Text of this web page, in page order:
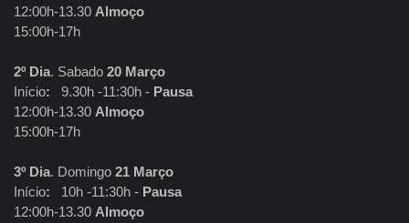
12:00h-13.30 Almoço
15:00h-17h
2º Dia. Sabado 20 Março
Início: 9.30h -11:30h - Pausa
12:00h-13.30 Almoço
15:00h-17h
3º Dia. Domingo 21 Março
Início: 10h -11:30h - Pausa
12:00h-13.30 Almoço